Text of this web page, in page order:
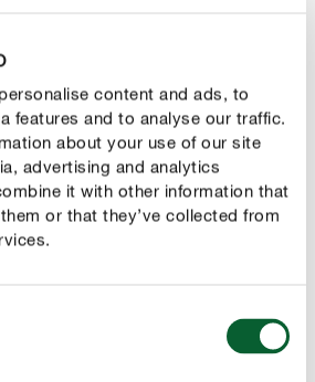
content and ads, to
features and to analyse our traffic.
about your use of our site
advertising and analytics
it with other information that
or that they’ve collected from
hoge stengelsis de
balkonplant. Hierdoor is de plant
verschillende kleuren te creëren.
buiten
bloeien van mei tot
gelijkmatig vochtig, maar